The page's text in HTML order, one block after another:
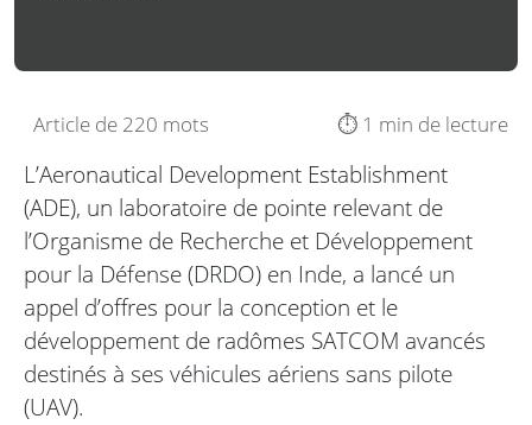
Article de 220 mots ⏱️ 1 min de lecture
L’Aeronautical Development Establishment
(ADE), un laboratoire de pointe relevant de
l’Organisme de Recherche et Développement
pour la Défense (DRDO) en Inde, a lancé un
appel d’offres pour la conception et le
développement de radômes SATCOM avancés
destinés à ses véhicules aériens sans pilote
(UAV).